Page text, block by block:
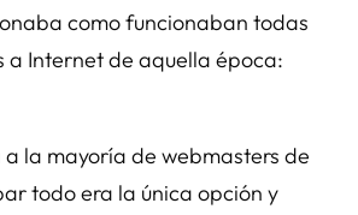
como funcionaban todas
a Internet de aquella época:
la mayoría de webmasters de
todo era la única opción y